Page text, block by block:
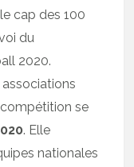
cap des 100
du
2020.
associations
se
. Elle
nationales